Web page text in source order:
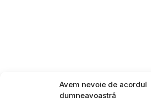
Avem nevoie de acordul
dumneavoastră